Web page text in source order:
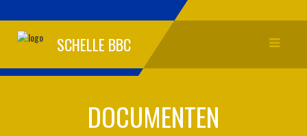
SCHELLE BBC
DOCUMENTEN